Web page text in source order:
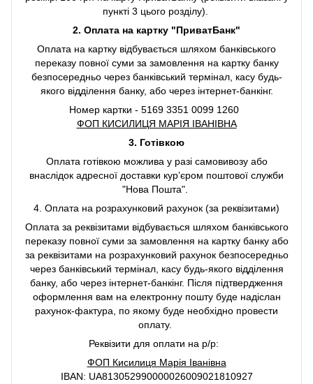
пункті 3 цього розділу).
2. Оплата на картку "ПриватБанк"
Оплата на картку відбувається шляхом банківського
переказу повної суми за замовлення на картку банку
безпосередньо через банківський термінал, касу будь-
якого відділення банку, або через інтернет-банкінг.
Номер картки - 5169 3351 0099 1260
ФОП КИСИЛИЦЯ МАРІЯ ІВАНІВНА
3. Готівкою
Оплата готівкою можлива у разі самовивозу або
внаслідок адресної доставки курʼєром поштової служби
"Нова Пошта".
4. Оплата на розрахунковий рахунок (за реквізитами)
Оплата за реквізитами відбувається шляхом банківського
переказу повної суми за замовлення на картку банку або
за реквізитами на розрахунковий рахунок безпосередньо
через банківський термінал, касу будь-якого відділення
банку, або через інтернет-банкінг. Після підтвердження
оформлення вам на електронну пошту буде надіслан
рахунок-фактура, по якому буде необхідно провести
оплату.
Реквізити для оплати на р/р:
ФОП Кисилиця Марія Іванівна
IBAN: UA813052990000026009021810927